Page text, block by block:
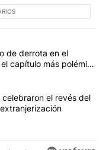
comentarios en los
de Tierras: ante el
de derrota en el
capítulo más polémico
Moreau y
el revés del